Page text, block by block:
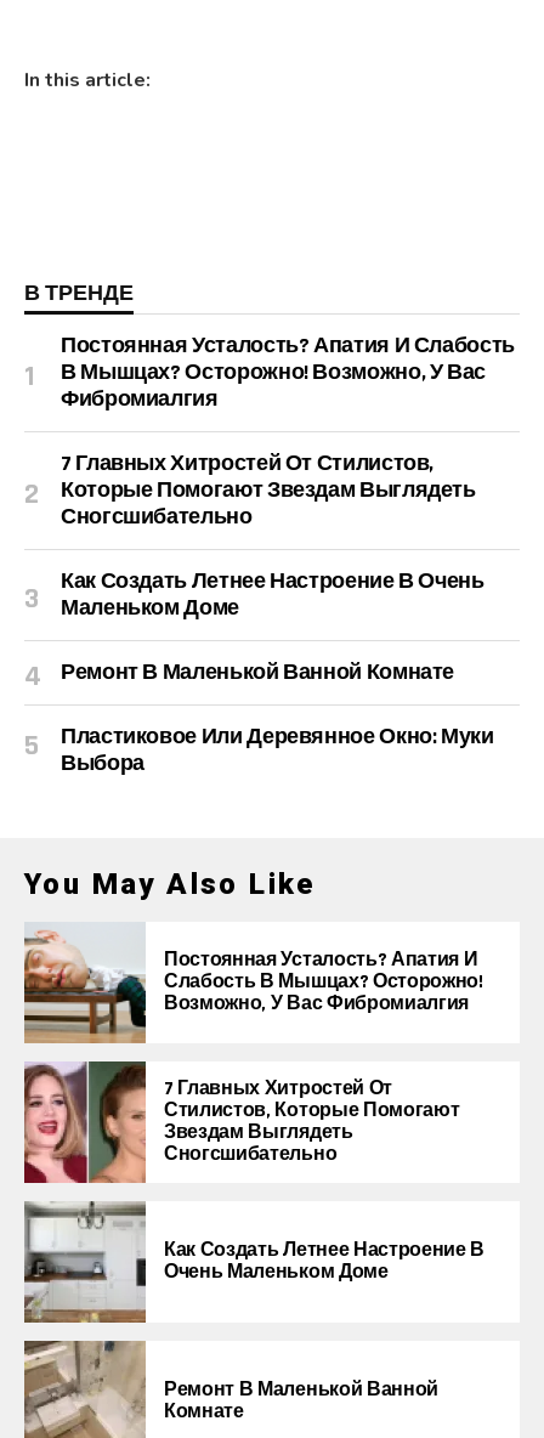
In this article:
В ТРЕНДЕ
Постоянная Усталость? Апатия И Слабость
В Мышцах? Осторожно! Возможно, У Вас
Фибромиалгия
7 Главных Хитростей От Стилистов,
Которые Помогают Звездам Выглядеть
Сногсшибательно
Как Создать Летнее Настроение В Очень
Маленьком Доме
Ремонт В Маленькой Ванной Комнате
Пластиковое Или Деревянное Окно: Муки
Выбора
You May Also Like
Постоянная Усталость? Апатия И
Слабость В Мышцах? Осторожно!
Возможно, У Вас Фибромиалгия
7 Главных Хитростей От
Стилистов, Которые Помогают
Звездам Выглядеть
Сногсшибательно
Как Создать Летнее Настроение В
Очень Маленьком Доме
Ремонт В Маленькой Ванной
Комнате